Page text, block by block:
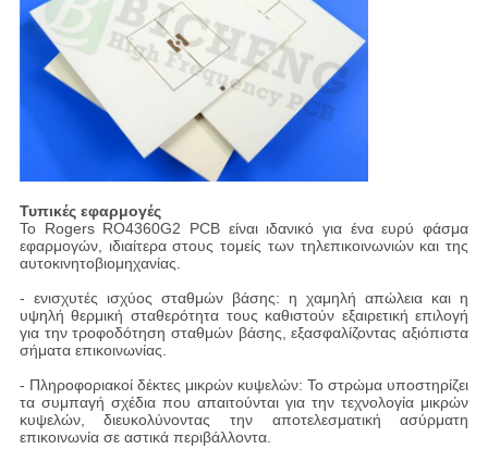
Τυπικές εφαρμογές
Το Rogers RO4360G2 PCB είναι ιδανικό για ένα ευρύ φάσμα
εφαρμογών, ιδιαίτερα στους τομείς των τηλεπικοινωνιών και της
αυτοκινητοβιομηχανίας.
- ενισχυτές ισχύος σταθμών βάσης: η χαμηλή απώλεια και η
υψηλή θερμική σταθερότητα τους καθιστούν εξαιρετική επιλογή
για την τροφοδότηση σταθμών βάσης, εξασφαλίζοντας αξιόπιστα
σήματα επικοινωνίας.
- Πληροφοριακοί δέκτες μικρών κυψελών: Το στρώμα υποστηρίζει
τα συμπαγή σχέδια που απαιτούνται για την τεχνολογία μικρών
κυψελών, διευκολύνοντας την αποτελεσματική ασύρματη
επικοινωνία σε αστικά περιβάλλοντα.